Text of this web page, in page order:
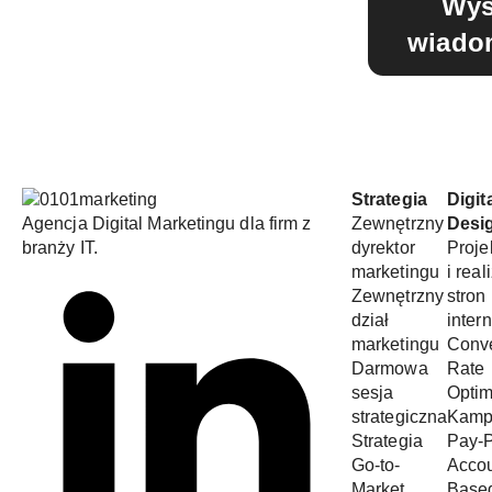
Agencja Digital Marketingu dla firm z
branży IT.
Strategia
Zewnętrzny
dyrektor
marketingu
Zewnętrzny
dział
marketingu
Darmowa
sesja
strategiczna
Strategia
Go-to-
i
stron
Rate
Pay-